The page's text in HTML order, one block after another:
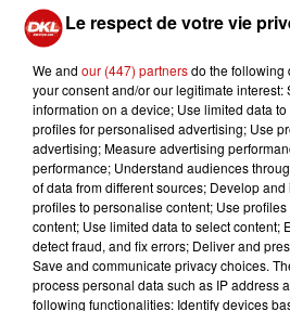
rame d'essai était largement en
abordant une courbe, elle n'aurait
par heure à l'impact contre le pont.
plupart des victimes sont décédées
la voiture laboratoire. Parmi les
avait deux invités. A partir
deux mois de procès, SNCF et
Réseau, et trois personnes
doivent répondre d'homicides et
Pour les experts judiciaires,
documents.
Le respect de votre vie
We and our (447) partnersdo the following
your consent and/or our legitimate interest:
information on a device; Use limited data
profiles for personalised advertising; Use
advertising; Measure advertising
performance; Understand audiences
of data from different sources; Develop
profiles to personalise content; Use
content; Use limited data to select content;
detect fraud, and fix errors; Deliver and
Save and communicate privacy choices.
process personal data such as IP address
following functionalities: Identify devices